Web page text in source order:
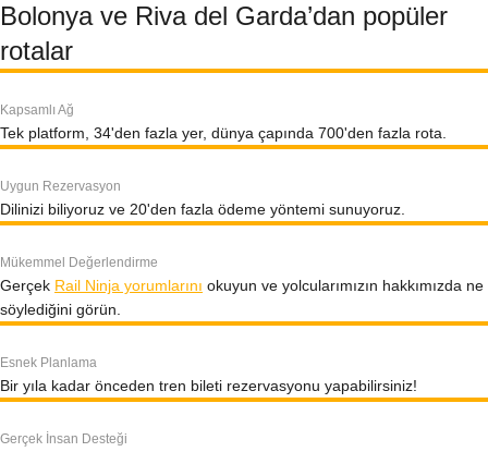
Bolonya ve Riva del Garda’dan popüler
rotalar
Kapsamlı Ağ
Tek platform, 34'den fazla yer, dünya çapında 700'den fazla rota.
Uygun Rezervasyon
Dilinizi biliyoruz ve 20'den fazla ödeme yöntemi sunuyoruz.
Mükemmel Değerlendirme
Gerçek Rail Ninja yorumlarını okuyun ve yolcularımızın hakkımızda ne
söylediğini görün.
Esnek Planlama
Bir yıla kadar önceden tren bileti rezervasyonu yapabilirsiniz!
Gerçek İnsan Desteği